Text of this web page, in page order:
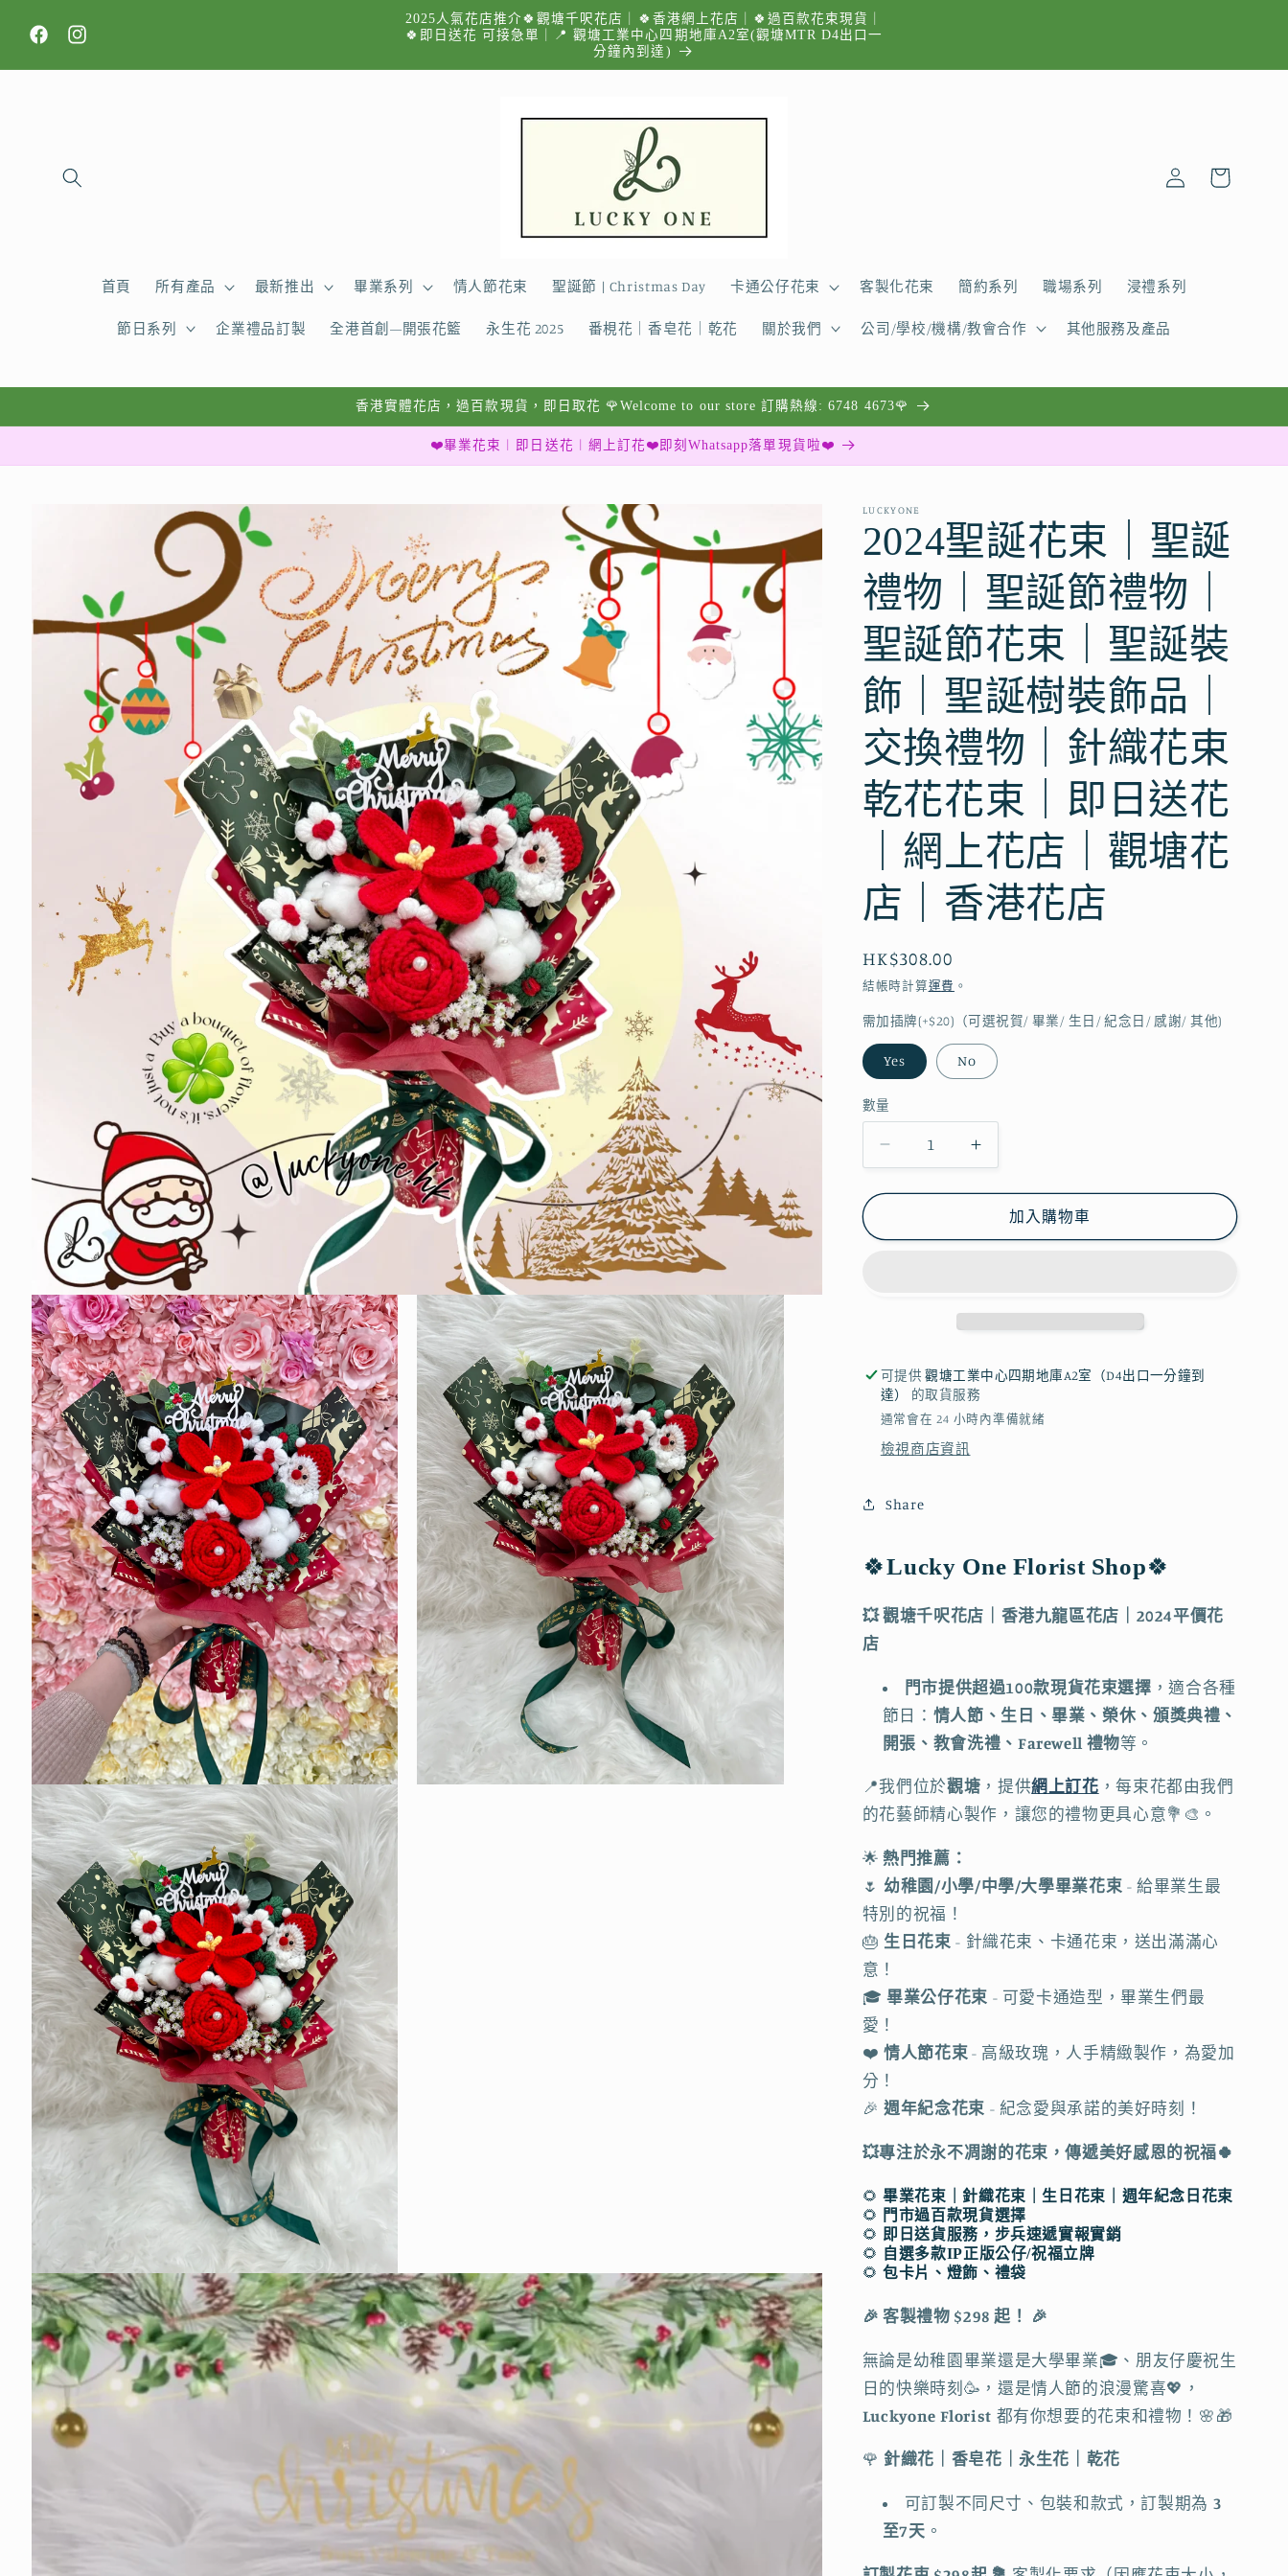
容
FacebookInstagram
2025人氣花店推介🍀觀塘千呎花店｜🍀香港網上花店｜🍀過百款花束現貨｜
🍀即日送花 可接急單｜📍 觀塘工業中心四期地庫A2室(觀塘MTR D4出口一
分鐘內到達)
首頁 所有產品 最新推出 畢業系列 情人節花束 聖誕節 | Christmas Day 卡通公仔花束 客製化花束 簡約系列 職場系列 浸禮系列
節日系列 企業禮品訂製 全港首創—開張花籃 永生花 2025 番梘花｜香皂花｜乾花 關於我們 公司/學校/機構/教會合作 其他服務及產品
登
入
物
香港實體花店，過百款現貨，即日取花 🌹Welcome to our store 訂購熱線: 6748 4673🌹
❤️畢業花束︱即日送花︱網上訂花❤️即刻Whatsapp落單現貨啦❤️
在
互
動
視
窗
中
開
啟
多
媒
體
檔
案
1
互
動
視
窗
中
開
啟
多
媒
體
檔
案
2
在
互
動
視
窗
中
開
案
LUCKYONE
2024聖誕花束｜聖誕
禮物｜聖誕節禮物｜
聖誕節花束｜聖誕裝
飾｜聖誕樹裝飾品｜
交換禮物｜針織花束
乾花花束｜即日送花
｜網上花店｜觀塘花
店｜香港花店
定
價
HK$308.00
結帳時計算運費 。
需加插牌(+$20)（可選祝賀/ 畢業/ 生日/ 紀念日/ 感謝/ 其他)
Yes No
數量
物
｜
聖
禮
｜
誕
束
｜
聖
誕
裝
飾
｜
聖
誕
樹
裝
飾
品
｜
交
換
禮
｜
針
織
花
束
花
束
｜
即
日
送
花
｜
2024
聖
誕
物
｜
｜
誕
束
｜
聖
誕
裝
飾
聖
樹
裝
品
交
禮
｜
針
織
花
束
花
束
｜
即
日
送
花
加入購物車
可提供觀塘工業中心四期地庫A2室（D4出口一分鐘到
達）
的取貨服務
通常會在 24 小時內準備就緒
檢視商店資訊
Share
🍀Lucky One Florist Shop🍀
💥 觀塘千呎花店｜香港九龍區花店｜2024平價花
店
門市提供超過100款現貨花束選擇 ，適合各種
節日： 情人節、生日、畢業、榮休、頒獎典禮、
開張、教會洗禮、Farewell 禮物等。
📍我們位於觀塘 ，提供網上訂花 ，每束花都由我們
的花藝師精心製作，讓您的禮物更具心意💐🎨。
🌟 熱門推薦：
🌷 幼稚園/小學/中學/大學畢業花束 - 給畢業生最
特別的祝福！
🎂 生日花束 - 針織花束、卡通花束，送出滿滿心
意！
🎓畢業公仔花束 - 可愛卡通造型，畢業生們最
愛！
❤️情人節花束 - 高級玫瑰，人手精緻製作，為愛加
分！
🎉週年紀念花束 - 紀念愛與承諾的美好時刻！
💥專注於永不凋謝的花束，傳遞美好感恩的祝福🍀
🌻畢業花束｜針織花束｜生日花束｜週年紀念日花束
🌻 門市過百款現貨選擇
🌻 即日送貨服務，步兵速遞實報實銷
🌻 自選多款IP正版公仔/祝福立牌
🌻包卡片、燈飾、禮袋
🎉 客製禮物 $298 起！ 🎉
無論是幼稚園畢業還是大學畢業🎓、朋友仔慶祝生
日的快樂時刻🥳，還是情人節的浪漫驚喜💖，
Luckyone Florist 都有你想要的花束和禮物！🌸🎁
🌹 針織花 ｜香皂花｜永生花｜乾花
可訂製不同尺寸、包裝和款式，訂製期為 3
至7天 。